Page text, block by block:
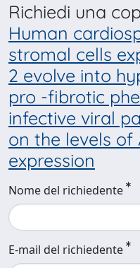
Richiedi una
Human
stromal cells
2 evolve into
pro -fibrotic
infective viral
on the levels of
expression
Nome del richiedente
E-mail del richiedente